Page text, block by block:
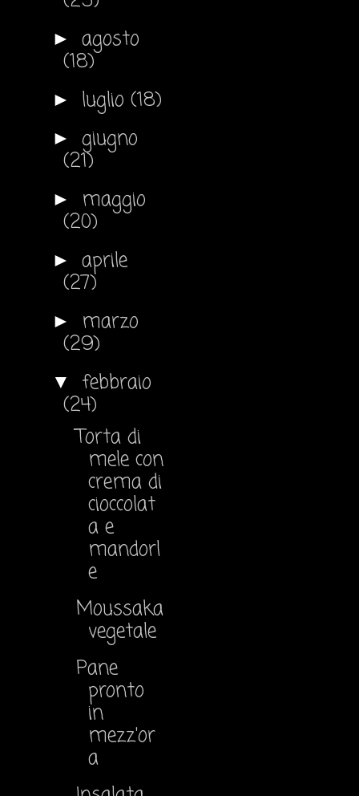
► agosto
(18)
► luglio (18)
► giugno
(21)
► maggio
(20)
► aprile
(27)
► marzo
(29)
▼ febbraio
(24)
Torta di
mele con
crema di
cioccolat
a e
mandorl
e
Moussaka
vegetale
Pane
pronto
in
mezz'or
a